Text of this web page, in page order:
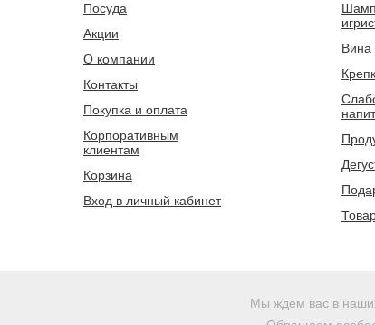
Посуда
Акции
О компании
Контакты
Покупка и оплата
Корпоративным
клиентам
Корзина
Вход в личный кабинет
Вина
Мы ждем вас в